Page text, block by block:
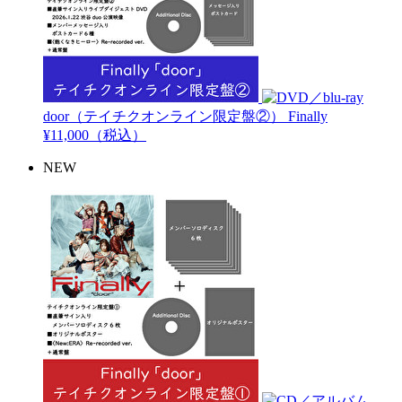
door（テイチクオンライン限定盤②） Finally
¥11,000（税込）
NEW